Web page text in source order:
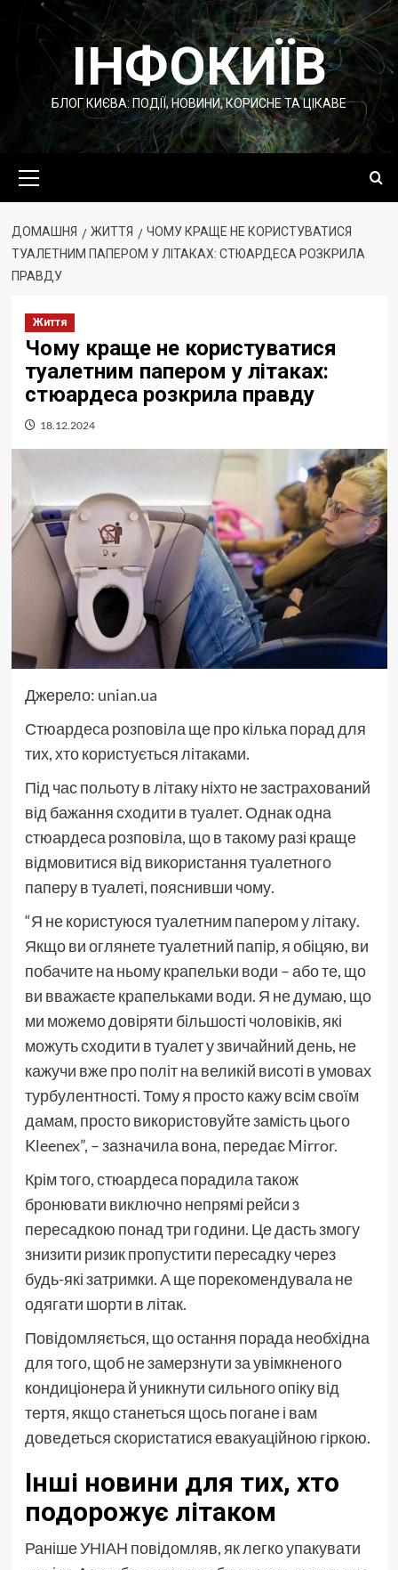
Перейти
ІНФОКИЇВ
БЛОГ КИЄВА: ПОДІЇ, НОВИНИ, КОРИСНЕ ТА ЦІКАВЕ
меню
ДОМАШНЯ ЖИТТЯ
ЧОМУ КРАЩЕ НЕ КОРИСТУВАТИСЯ
ТУАЛЕТНИМ ПАПЕРОМ У ЛІТАКАХ: СТЮАРДЕСА РОЗКРИЛА
ПРАВДУ
Життя
Чому краще не користуватися
туалетним папером у літаках:
стюардеса розкрила правду
18.12.2024
Джерело: unian.ua
Стюардеса розповіла ще про кілька порад для
тих, хто користується літаками.
Під час польоту в літаку ніхто не застрахований
від бажання сходити в туалет. Однак одна
стюардеса розповіла, що в такому разі краще
відмовитися від використання туалетного
паперу в туалеті, пояснивши чому.
“Я не користуюся туалетним папером у літаку.
Якщо ви оглянете туалетний папір, я обіцяю, ви
побачите на ньому крапельки води – або те, що
ви вважаєте крапельками води. Я не думаю, що
ми можемо довіряти більшості чоловіків, які
можуть сходити в туалет у звичайний день, не
кажучи вже про політ на великій висоті в умовах
турбулентності. Тому я просто кажу всім своїм
дамам, просто використовуйте замість цього
Kleenex”, – зазначила вона, передає Mirror.
Крім того, стюардеса порадила також
бронювати виключно непрямі рейси з
пересадкою понад три години. Це дасть змогу
знизити ризик пропустити пересадку через
будь-які затримки. А ще порекомендувала не
одягати шорти в літак.
Повідомляється, що остання порада необхідна
для того, щоб не замерзнути за увімкненого
кондиціонера й уникнути сильного опіку від
тертя, якщо станеться щось погане і вам
доведеться скористатися евакуаційною гіркою.
Інші новини для тих, хто
подорожує літаком
Раніше УНІАН повідомляв, як легко упакувати